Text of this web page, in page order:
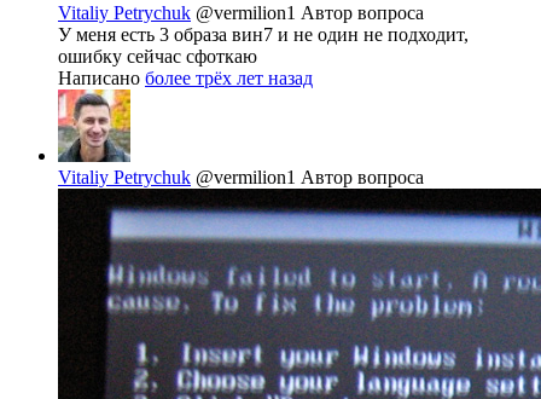
Vitaliy Petrychuk @vermilion1 Автор вопроса
У меня есть 3 образа вин7 и не один не подходит,
ошибку сейчас сфоткаю
Написано более трёх лет назад
Vitaliy Petrychuk @vermilion1 Автор вопроса